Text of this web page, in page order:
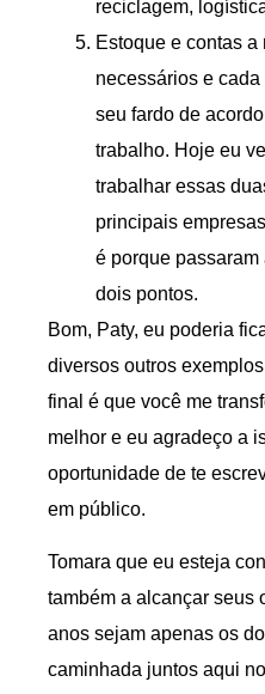
reciclagem,
Estoque e contas
necessários e
seu fardo de
trabalho. Hoje eu
trabalhar essas
principais
é porque
dois pontos.
Bom, Paty, eu poderia
diversos outros
final é que você me
melhor e eu agradeço a
oportunidade de te
em público.
Tomara que eu esteja
também a alcançar seus
anos sejam apenas os
caminhada juntos aqui